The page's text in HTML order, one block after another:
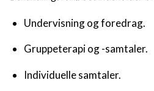
Undervisning og foredrag.
Gruppeterapi og -samtaler.
Individuelle samtaler.